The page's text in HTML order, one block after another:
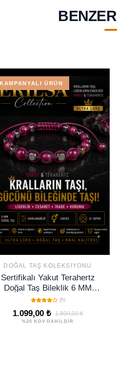
KAMPANYALI ÜRÜN
DOĞAL TAŞ KOLEKSIYONU
Sertifikalı Yakut Terahertz
Doğal Taş Bileklik 6 MM
Ayarlanabilir Unisex Ultra -
Kralların Taşı
(5)
1.099,00 ₺ 1.800,00 ₺
%20 KDV DAHİLDİR